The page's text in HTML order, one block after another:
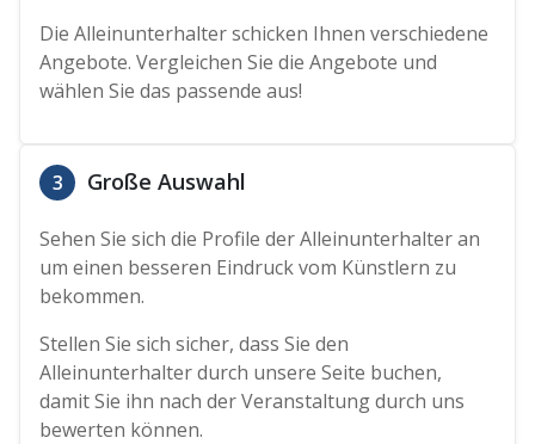
Die Alleinunterhalter schicken Ihnen verschiedene
Angebote. Vergleichen Sie die Angebote und
wählen Sie das passende aus!
3 Große Auswahl
Sehen Sie sich die Profile der Alleinunterhalter an
um einen besseren Eindruck vom Künstlern zu
bekommen.
Stellen Sie sich sicher, dass Sie den
Alleinunterhalter durch unsere Seite buchen,
damit Sie ihn nach der Veranstaltung durch uns
bewerten können.